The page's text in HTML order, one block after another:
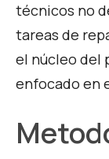
técnicos no
tareas de
el núcleo del
enfocado en